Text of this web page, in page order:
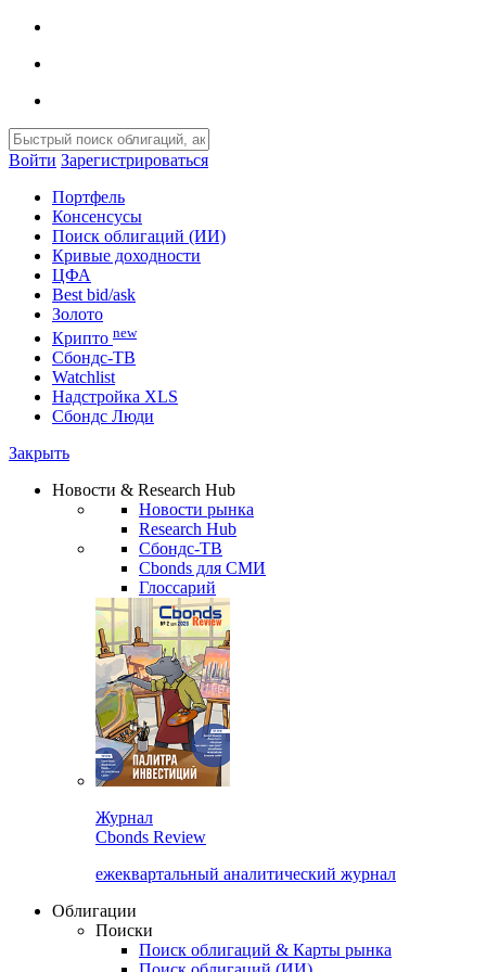
Войти Зарегистрироваться
Портфель
Консенсусы
Поиск облигаций (ИИ)
Кривые доходности
ЦФА
Best bid/ask
Золото
Крипто new
Сбондс-ТВ
Watchlist
Надстройка XLS
Сбондс Люди
Закрыть
Новости & Research Hub
Новости рынка
Research Hub
Сбондс-ТВ
Cbonds для СМИ
Глоссарий
Журнал
Cbonds Review
ежеквартальный аналитический журнал
Облигации
Поиски
Поиск облигаций & Карты рынка